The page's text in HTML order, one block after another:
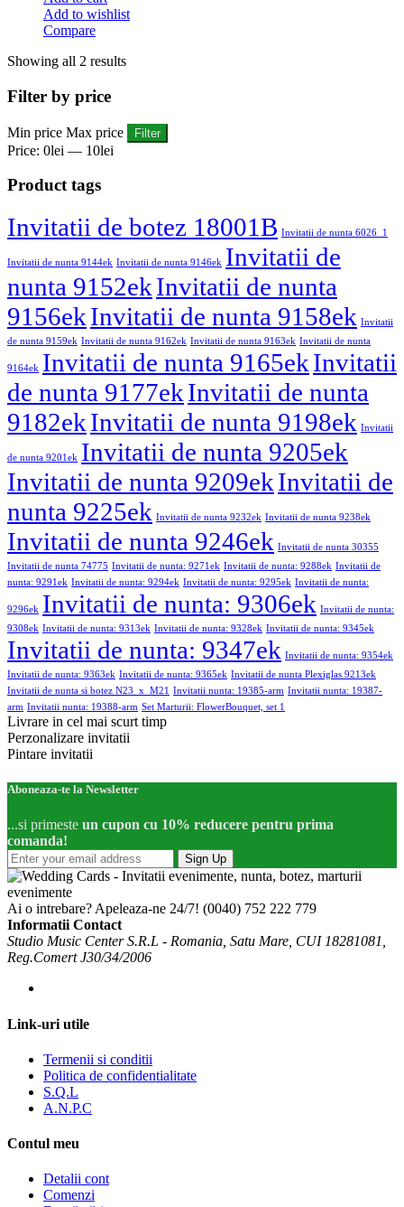
Add to wishlist
Compare
Showing all 2 results
Filter by price
Min price Max price Filter
Price: 0lei — 10lei
Product tags
Invitatii de botez 18001B Invitatii de nunta 6026_1
Invitatii de nunta 9144ek Invitatii de nunta 9146ek Invitatii de
nunta 9152ekInvitatii de nunta
9156ekInvitatii de nunta 9158ek Invitatii
de nunta 9159ek Invitatii de nunta 9162ek Invitatii de nunta 9163ek Invitatii de nunta
9164ek Invitatii de nunta 9165ekInvitatii
de nunta 9177ekInvitatii de nunta
9182ekInvitatii de nunta 9198ek Invitatii
de nunta 9201ek Invitatii de nunta 9205ek
Invitatii de nunta 9209ekInvitatii de
nunta 9225ek Invitatii de nunta 9232ek Invitatii de nunta 9238ek
Invitatii de nunta 9246ek Invitatii de nunta 30355
Invitatii de nunta 74775 Invitatii de nunta: 9271ek Invitatii de nunta: 9288ek Invitatii de
nunta: 9291ek Invitatii de nunta: 9294ek Invitatii de nunta: 9295ek Invitatii de nunta:
9296ek Invitatii de nunta: 9306ek Invitatii de nunta:
9308ek Invitatii de nunta: 9313ek Invitatii de nunta: 9328ek Invitatii de nunta: 9345ek
Invitatii de nunta: 9347ek Invitatii de nunta: 9354ek
Invitatii de nunta: 9363ek Invitatii de nunta: 9365ek Invitatii de nunta Plexiglas 9213ek
Invitatii de nunta si botez N23_x_M21
Invitatii nunta: 19385-arm Invitatii nunta: 19387-
arm Invitatii nunta: 19388-arm Set Marturii: FlowerBouquet, set 1
Livrare in cel mai scurt timp
Perzonalizare invitatii
Pintare invitatii
Aboneaza-te la Newsletter
...si primeste un cupon cu 10% reducere pentru prima
comanda!
Sign Up
Ai o intrebare? Apeleaza-ne 24/7! (0040) 752 222 779
Informatii Contact
Studio Music Center S.R.L - Romania, Satu Mare, CUI 18281081,
Reg.Comert J30/34/2006
Link-uri utile
Termenii si conditii
Politica de confidentialitate
S.Q.L
A.N.P.C
Contul meu
Detalii cont
Comenzi